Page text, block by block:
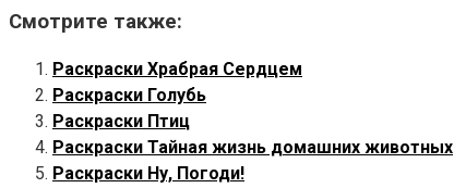
Смотрите также:
Раскраски Храбрая Сердцем
Раскраски Голубь
Раскраски Птиц
Раскраски Тайная жизнь домашних животных
Раскраски Ну, Погоди!